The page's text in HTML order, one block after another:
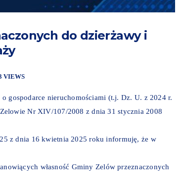
do dzierżawy i
VIEWS
gospodarce nieruchomościami (t.j. Dz. U. z 2024 r.
Nr XIV/107/2008 z dnia 31 stycznia 2008
z dnia 16 kwietnia 2025 roku informuję, że w
własność Gminy Zelów przeznaczonych